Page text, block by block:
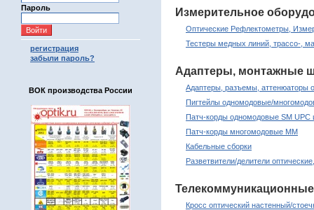
Пароль
регистрация
забыли пароль?
ВОК производства России
Измерительное
Оптические Рефлектометры,
Тестеры медных линий, трассо-,
Адаптеры, монтажные
Адаптеры, разъемы, аттенюаторы
Пигтейлы одномодовые/
Патч-корды одномодовые SM UPC
Патч-корды многомодовые MM
Кабельные сборки
Разветвители/делители
Кросс оптический настенный/